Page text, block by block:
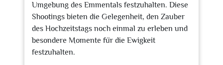
Umgebung des Emmentals festzuhalten. Diese
Shootings bieten die Gelegenheit, den Zauber
des Hochzeitstags noch einmal zu erleben und
besondere Momente für die Ewigkeit
festzuhalten.